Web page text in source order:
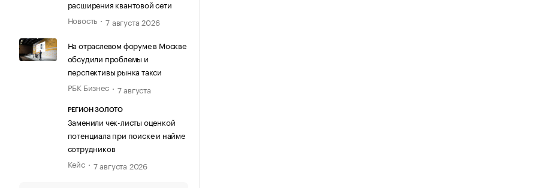
расширения квантовой сети
Новость
7 августа 2026
На отраслевом форуме в Москве
обсудили проблемы и
перспективы рынка такси
РБК Бизнес
7 августа
РЕГИОН ЗОЛОТО
Заменили чек-листы оценкой
потенциала при поиске и найме
сотрудников
Кейс
7 августа 2026